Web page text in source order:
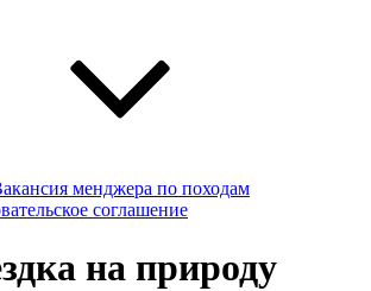
менджера по походам
соглашение
на природу